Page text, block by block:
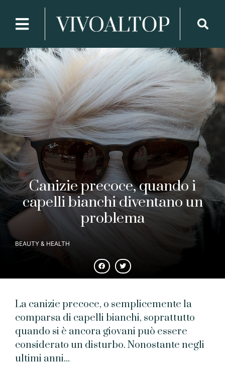
Canizie precoce, quando i
capelli bianchi diventano un
problema
BEAUTY & HEALTH
La canizie precoce, o semplicemente la
comparsa di capelli bianchi, soprattutto
quando si è ancora giovani può essere
considerato un disturbo. Nonostante negli
ultimi anni...